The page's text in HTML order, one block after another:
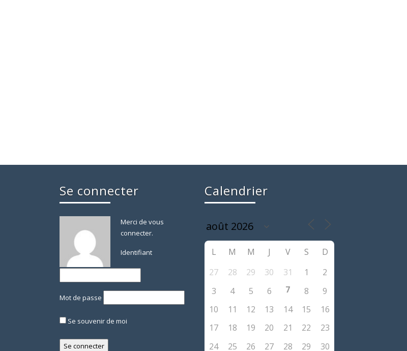
Se connecter
Merci de vous
connecter.
Identifiant
Mot de passe
Se souvenir de moi
Calendrier
L M M J V S
D
27
28 29 30 31 1
2
3
4 5 6 7 8
9
10
11 12 13 14 15
16
17
18 19 20 21 22
23
24
25 26 27 28 29 30